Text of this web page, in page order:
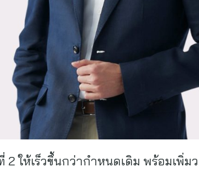
ให้เร็วขึ้นกว่ากำหนดเดิม พร้อมเพิ่ม